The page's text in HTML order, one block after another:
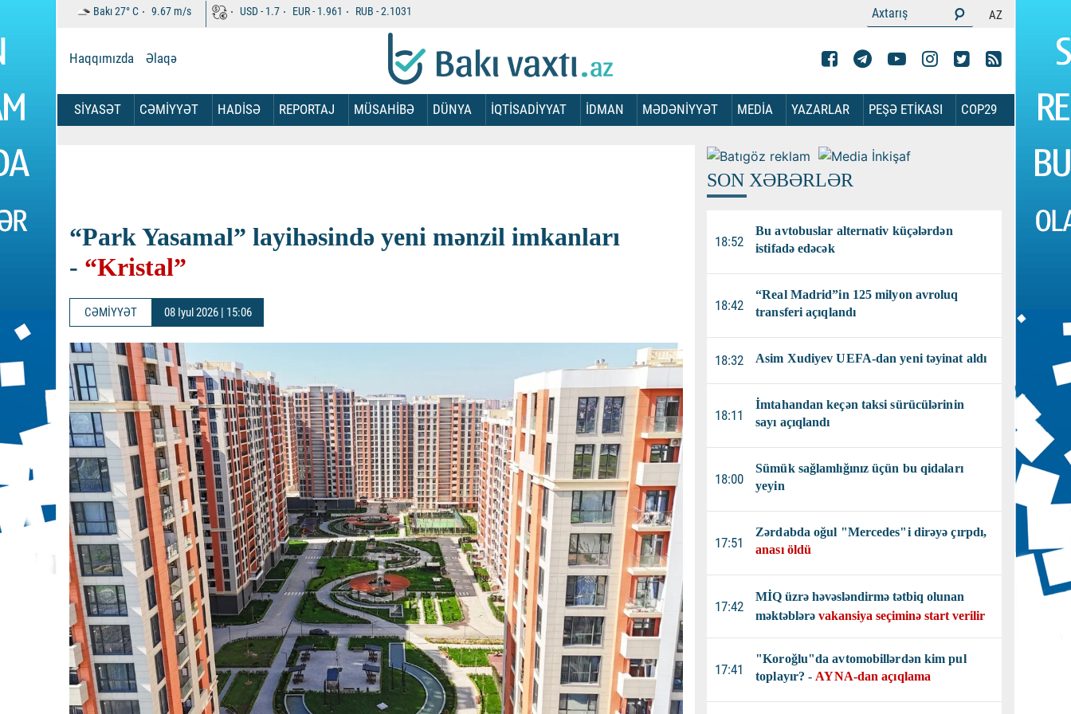
Bakı27°C 9.67m/s USD -1.7 EUR -1.961 RUB -2.1031 AZ
Haqqımızda Əlaqə
SİYASƏT CƏMİYYƏT HADİSƏ REPORTAJ MÜSAHİBƏ DÜNYA İQTİSADİYYAT İDMAN MƏDƏNİYYƏT MEDİA YAZARLAR PEŞƏ ETİKASI COP29
“Park Yasamal” layihəsində yeni mənzil imkanları
- “Kristal”
CƏMİYYƏT 08 Iyul 2026 | 15:06
SON XƏBƏRLƏR
18:52
Bu avtobuslar alternativ küçələrdən
istifadə edəcək
18:42
“Real Madrid”in 125 milyon avroluq
transferi açıqlandı
18:32 Asim Xudiyev UEFA-dan yeni təyinat aldı
18:11
İmtahandan keçən taksi sürücülərinin
sayı açıqlandı
18:00
Sümük sağlamlığınız üçün bu qidaları
yeyin
17:51
Zərdabda oğul "Mercedes"i dirəyə çırpdı,
anası öldü
17:42
MİQ üzrə həvəsləndirmə tətbiq olunan
məktəblərəvakansiya seçiminə start verilir
17:41
"Koroğlu"da avtomobillərdən kim pul
toplayır? - AYNA-dan açıqlama